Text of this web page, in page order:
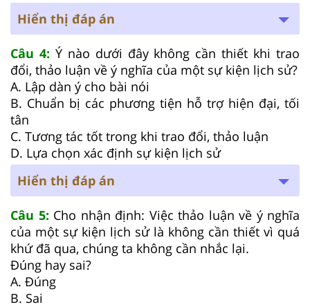
Hiển thị đáp án
Câu 4: Ý nào dưới đây không cần thiết khi trao
đổi, thảo luận về ý nghĩa của một sự kiện lịch sử?
A. Lập dàn ý cho bài nói
B. Chuẩn bị các phương tiện hỗ trợ hiện đại, tối
tân
C. Tương tác tốt trong khi trao đổi, thảo luận
D. Lựa chọn xác định sự kiện lịch sử
Hiển thị đáp án
Câu 5: Cho nhận định: Việc thảo luận về ý nghĩa
của một sự kiện lịch sử là không cần thiết vì quá
khứ đã qua, chúng ta không cần nhắc lại.
Đúng hay sai?
A. Đúng
B. Sai